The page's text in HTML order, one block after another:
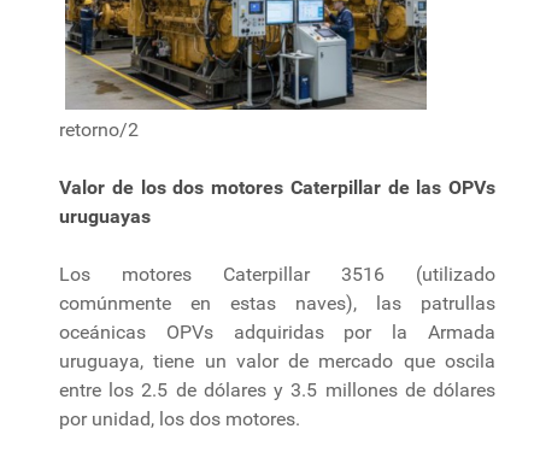
retorno/2
Valor de los dos motores Caterpillar de las OPVs
uruguayas
Los motores Caterpillar 3516 (utilizado
comúnmente en estas naves), las patrullas
oceánicas OPVs adquiridas por la Armada
uruguaya, tiene un valor de mercado que oscila
entre los 2.5 de dólares y 3.5 millones de dólares
por unidad, los dos motores.